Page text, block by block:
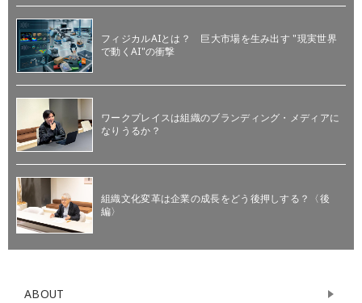
フィジカルAIとは？ 巨大市場を生み出す "現実世界
で動くAI"の衝撃
ワークプレイスは組織のブランディング・メディアに
なりうるか？
組織文化変革は企業の成長をどう後押しする？〈後
編〉
ABOUT